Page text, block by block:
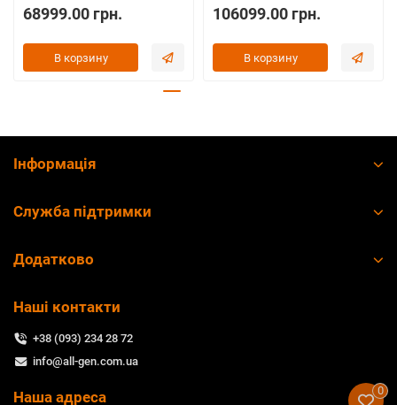
68999.00 грн.
В корзину
106099.00 грн.
В корзину
Інформація
Служба підтримки
Додатково
Наші контакти
+38 (093) 234 28 72
info@all-gen.com.ua
Наша адреса 0